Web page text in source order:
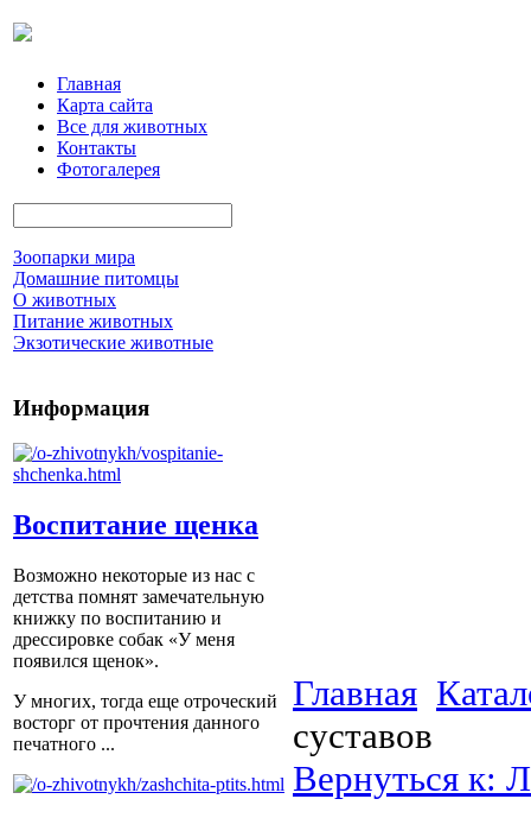
Главная
Карта сайта
Все для животных
Контакты
Фотогалерея
Зоопарки мира
Домашние питомцы
О животных
Питание животных
Экзотические животные
Информация
Воспитание щенка
Возможно некоторые из нас с
детства помнят замечательную
книжку по воспитанию и
дрессировке собак «У меня
появился щенок».
У многих, тогда еще отроческий
восторг от прочтения данного
печатного ...
Главная
суставов
Вернуться к: